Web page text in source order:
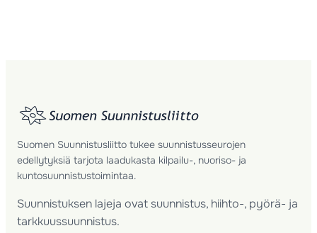
Suomen Suunnistusliitto tukee suunnistusseurojen
edellytyksiä tarjota laadukasta kilpailu-, nuoriso- ja
kuntosuunnistustoimintaa.
Suunnistuksen lajeja ovat suunnistus, hiihto-, pyörä- ja
tarkkuussuunnistus.